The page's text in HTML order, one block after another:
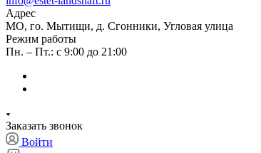
Адрес
МО, го. Мытищи, д. Сгонники, Угловая улица
Режим работы
Пн. – Пт.: с 9:00 до 21:00
Заказать звонок
Войти